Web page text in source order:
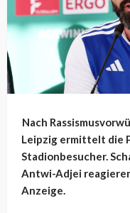
Nach
Leipzig ermittelt die
Stadionbesucher.
Antwi-Adjei
Anzeige.